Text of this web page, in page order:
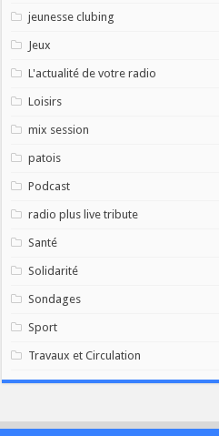
jeunesse clubing
Jeux
L'actualité de votre radio
Loisirs
mix session
patois
Podcast
radio plus live tribute
Santé
Solidarité
Sondages
Sport
Travaux et Circulation